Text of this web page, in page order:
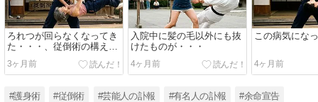
ろれつが回らなくなってき
た・・・、従倒術の構えと
3ヶ月前
入院中に髪の毛以外にも抜
けたものが・・・
4ヶ月前
この病気にな
4ヶ月前
#護身術 #従倒術 #芸能人の訃報 #有名人の訃報 #余命宣告